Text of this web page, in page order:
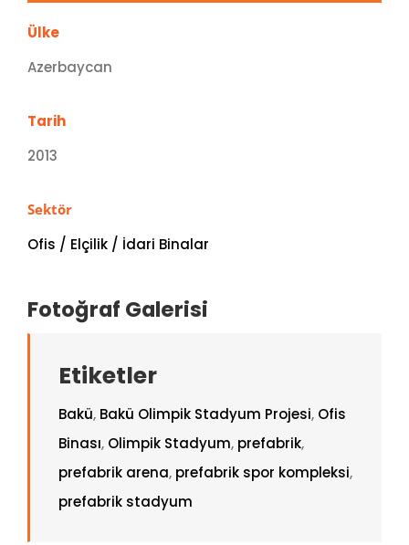
Ülke
Azerbaycan
Tarih
2013
Sektör
Ofis / Elçilik / İdari Binalar
Fotoğraf Galerisi
Etiketler
Bakü, Bakü Olimpik Stadyum Projesi, Ofis
Binası, Olimpik Stadyum, prefabrik,
prefabrik arena, prefabrik spor kompleksi,
prefabrik stadyum